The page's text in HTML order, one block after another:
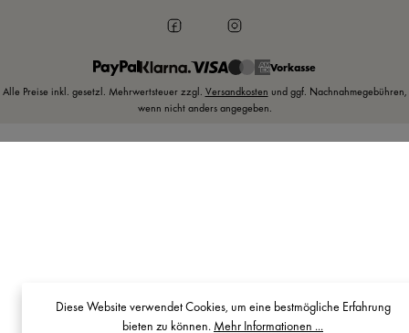
Vorkasse
Alle Preise inkl. gesetzl. Mehrwertsteuer zzgl. Versandkosten und ggf. Nachnahmegebühren,
wenn nicht anders angegeben.
Diese Website verwendet Cookies, um eine bestmögliche Erfahrung
bieten zu können. Mehr Informationen ...